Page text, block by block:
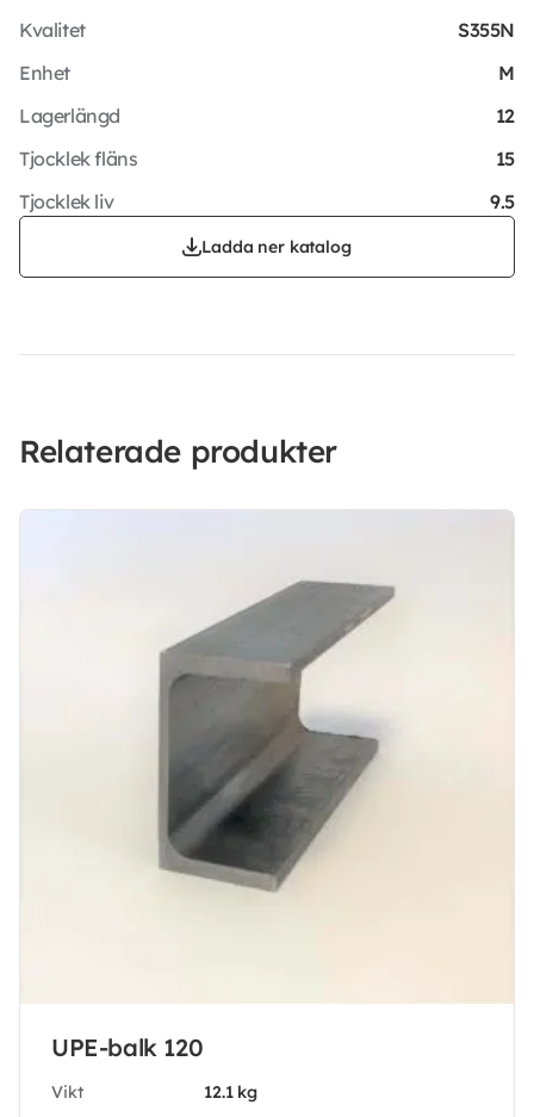
Kvalitet
S355N
Enhet
M
Lagerlängd
12
Tjocklek fläns
15
Tjocklek liv
9.5
Ladda ner katalog
Relaterade produkter
UPE-balk 120
Vikt
12.1 kg